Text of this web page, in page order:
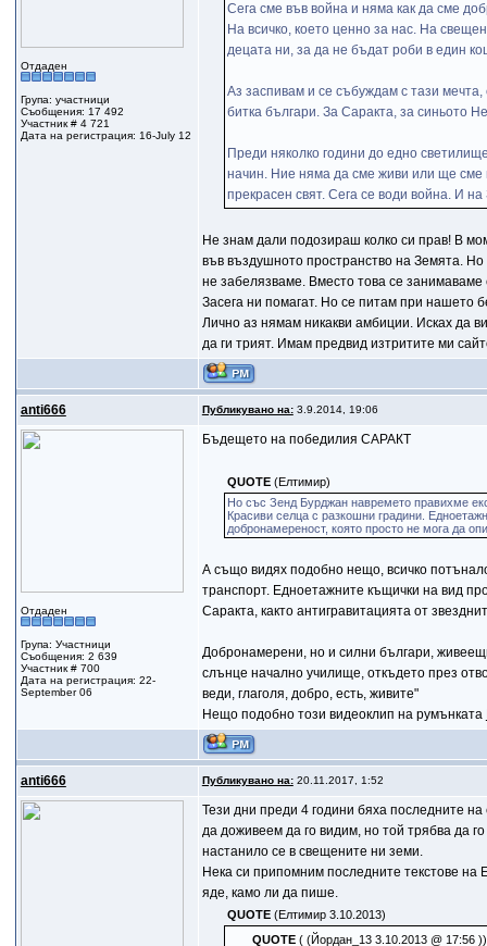
Отдаден
Група: участници
Съобщения: 17 492
Участник # 4 721
Дата на регистрация: 16-July 12
Сега сме във война и няма как да сме
На всичко, което ценно за нас. На
децата ни, за да не бъдат роби в един
Аз заспивам и се събуждам с тази
битка българи. За Саракта, за синьото
Преди няколко години до едно
начин. Ние няма да сме живи или ще сме
прекрасен свят. Сега се води война. И
Не знам дали подозираш колко си прав! В
във въздушното пространство на Земята.
не забелязваме. Вместо това се
Засега ни помагат. Но се питам при нашето
Лично аз нямам никакви амбиции. Исках да
да ги трият. Имам предвид изтритите ми
anti666 Публикувано на:3.9.2014, 19:06
Отдаден
Група: Участници
Съобщения: 2 639
Участник # 700
Дата на регистрация: 22-
September 06
Бъдещето на победилия САРАКТ
QUOTE (Елтимир)
Но със Зенд Бурджан навремето правихме
Красиви селца с разкошни градини.
добронамереност, която просто не мога да
А също видях подобно нещо, всичко
транспорт. Едноетажните къщички на вид
Саракта, както антигравитацията от
Добронамерени, но и силни българи,
слънце начално училище, откъдето през
веди, глаголя, добро, есть, живите"
Нещо подобно този видеоклип на румънката
anti666 Публикувано на:20.11.2017, 1:52
Тези дни преди 4 години бяха последните
да доживеем да го видим, но той трябва да
настанило се в свещените ни земи.
Нека си припомним последните текстове на
яде, камо ли да пише.
QUOTE (Eлтимир 3.10.2013)
QUOTE( (Йордан_13 3.10.2013 @ 17:56 ))